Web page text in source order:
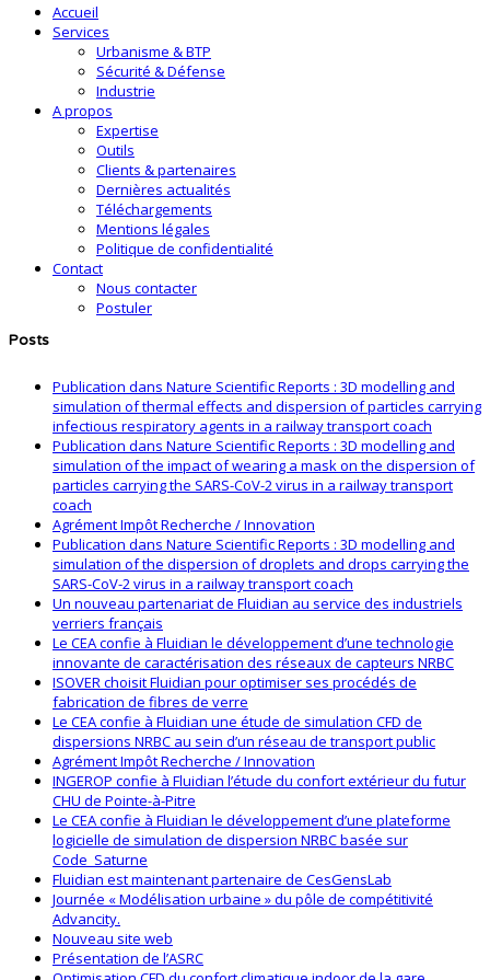
Accueil
Services
Urbanisme & BTP
Sécurité & Défense
Industrie
A propos
Expertise
Outils
Clients & partenaires
Dernières actualités
Téléchargements
Mentions légales
Politique de confidentialité
Contact
Nous contacter
Postuler
Posts
Publication dans Nature Scientific Reports : 3D modelling and
simulation of thermal effects and dispersion of particles carrying
infectious respiratory agents in a railway transport coach
Publication dans Nature Scientific Reports : 3D modelling and
simulation of the impact of wearing a mask on the dispersion of
particles carrying the SARS-CoV-2 virus in a railway transport
coach
Agrément Impôt Recherche / Innovation
Publication dans Nature Scientific Reports : 3D modelling and
simulation of the dispersion of droplets and drops carrying the
SARS-CoV-2 virus in a railway transport coach
Un nouveau partenariat de Fluidian au service des industriels
verriers français
Le CEA confie à Fluidian le développement d’une technologie
innovante de caractérisation des réseaux de capteurs NRBC
ISOVER choisit Fluidian pour optimiser ses procédés de
fabrication de fibres de verre
Le CEA confie à Fluidian une étude de simulation CFD de
dispersions NRBC au sein d’un réseau de transport public
Agrément Impôt Recherche / Innovation
INGEROP confie à Fluidian l’étude du confort extérieur du futur
CHU de Pointe-à-Pitre
Le CEA confie à Fluidian le développement d’une plateforme
logicielle de simulation de dispersion NRBC basée sur
Code_Saturne
Fluidian est maintenant partenaire de CesGensLab
Journée « Modélisation urbaine » du pôle de compétitivité
Advancity.
Nouveau site web
Présentation de l’ASRC